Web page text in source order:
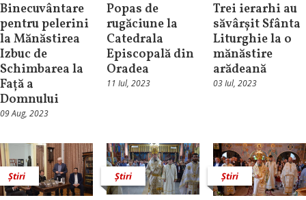
Binecuvântare
pentru pelerini
la Mănăstirea
Izbuc de
Schimbarea la
Față a
Domnului
09 Aug, 2023
Popas de
rugăciune la
Catedrala
Episcopală din
Oradea
11 Iul, 2023
Trei ierarhi au
săvârșit Sfânta
Liturghie la o
mănăstire
arădeană
03 Iul, 2023
Știri Știri Știri